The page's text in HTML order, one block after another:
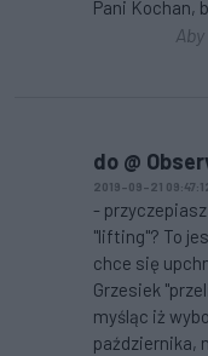
Pani Kochan,
do @
2019-09-21
-
"lifting"? To
chce się
Grzesiek
myśląc iż
października,